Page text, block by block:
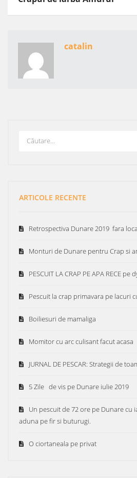
catalin
ARTICOLE RECENTE
Retrospectiva Dunare 2019 fara
Monturi de Dunare pentru Crap si
PESCUIT LA CRAP PE APA RECE pe
Pescuit la crap primavara pe lacuri
Boiliesuri de mamaliga
Momitor cu arc culisant facut acasa
JURNAL DE PESCAR: Strategii de
5 Zile de vis pe Dunare iulie 2019
Un pescuit de 72 ore pe Dunare cu
aduna pe fir si buturugi.
O ciortaneala pe privat